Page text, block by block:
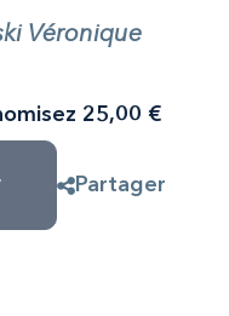
Véronique
25,00 €
Partager